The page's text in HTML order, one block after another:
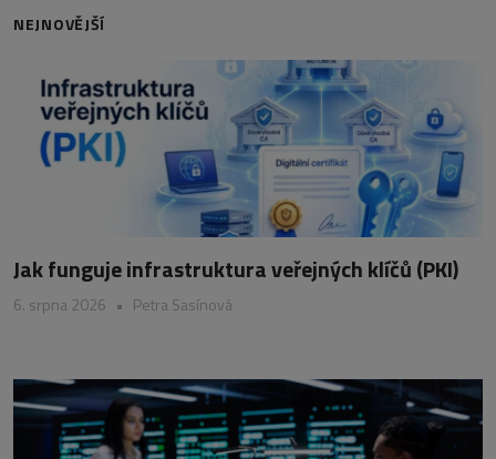
NEJNOVĚJŠÍ
Jak funguje infrastruktura veřejných klíčů (PKI)
6. srpna 2026 • Petra Sasínová